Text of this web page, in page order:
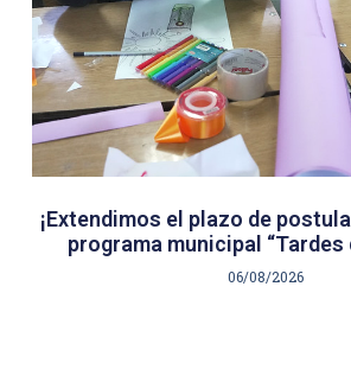
¡Extendimos el plazo de
programa municipal “Tardes
06/08/2026